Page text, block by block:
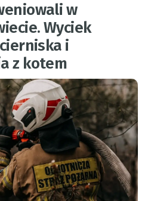
w
Wyciek
i
z kotem